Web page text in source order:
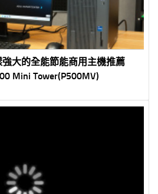
大的全能節能商用主機推薦
Mini Tower(P500MV)